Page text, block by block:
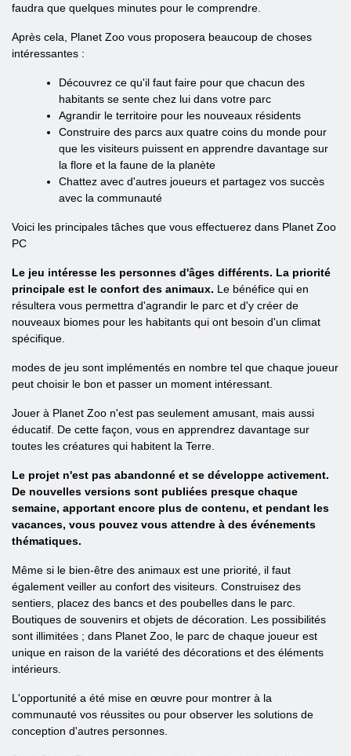
faudra que quelques minutes pour le comprendre.
Après cela, Planet Zoo vous proposera beaucoup de choses
intéressantes :
Découvrez ce qu'il faut faire pour que chacun des
habitants se sente chez lui dans votre parc
Agrandir le territoire pour les nouveaux résidents
Construire des parcs aux quatre coins du monde pour
que les visiteurs puissent en apprendre davantage sur
la flore et la faune de la planète
Chattez avec d'autres joueurs et partagez vos succès
avec la communauté
Voici les principales tâches que vous effectuerez dans Planet Zoo
PC
Le jeu intéresse les personnes d'âges différents. La priorité
principale est le confort des animaux. Le bénéfice qui en
résultera vous permettra d'agrandir le parc et d'y créer de
nouveaux biomes pour les habitants qui ont besoin d'un climat
spécifique.
modes de jeu sont implémentés en nombre tel que chaque joueur
peut choisir le bon et passer un moment intéressant.
Jouer à Planet Zoo n'est pas seulement amusant, mais aussi
éducatif. De cette façon, vous en apprendrez davantage sur
toutes les créatures qui habitent la Terre.
Le projet n'est pas abandonné et se développe activement.
De nouvelles versions sont publiées presque chaque
semaine, apportant encore plus de contenu, et pendant les
vacances, vous pouvez vous attendre à des événements
thématiques.
Même si le bien-être des animaux est une priorité, il faut
également veiller au confort des visiteurs. Construisez des
sentiers, placez des bancs et des poubelles dans le parc.
Boutiques de souvenirs et objets de décoration. Les possibilités
sont illimitées ; dans Planet Zoo, le parc de chaque joueur est
unique en raison de la variété des décorations et des éléments
intérieurs.
L'opportunité a été mise en œuvre pour montrer à la
communauté vos réussites ou pour observer les solutions de
conception d'autres personnes.